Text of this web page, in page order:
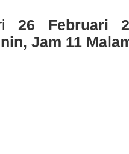
26 Februari
Jam 11